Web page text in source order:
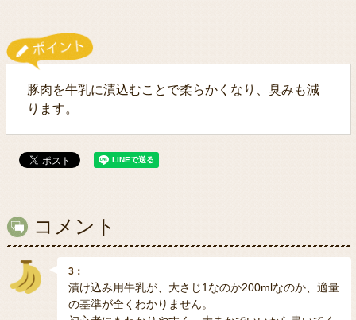
豚肉を牛乳に漬込むことで柔らかくなり、臭みも減
ります。
コメント
3：
漬け込み用牛乳が、大さじ1なのか200mlなのか、適量
の基準が全くわかりません。